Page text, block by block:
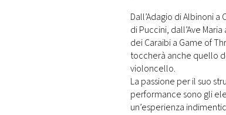
Dall’Adagio di Albinoni
di Puccini, dall’Ave
dei Caraibi a Game of
toccherà anche quello
violoncello.
La passione per il suo
performance sono gli
un’esperienza